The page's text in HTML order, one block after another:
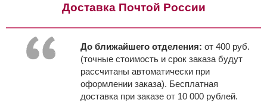
Доставка Почтой России
До ближайшего отделения: от 400 руб.
(точные стоимость и срок заказа будут
рассчитаны автоматически при
оформлении заказа). Бесплатная
доставка при заказе от 10 000 рублей.